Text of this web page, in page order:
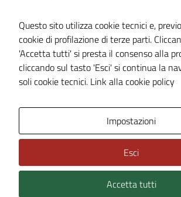
Note legali
Dichiarazione di accessibilità
Obiettivi di accessibilità
Piano di miglioramento del sito
Technical Design s.r.l.
Questo sito utilizza cookie tecnici e,
cookie di profilazione di terze parti.
'Accetta tutti' si presta il consenso alla
cliccando sul tasto 'Esci' si continua la
soli cookie tecnici. Link alla cookie policy
Impostazioni
Esci
Accetta tutti